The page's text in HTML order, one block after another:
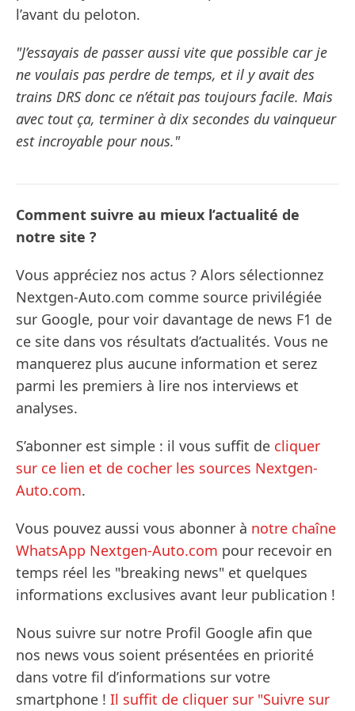
l’avant du peloton.
"J’essayais de passer aussi vite que possible car je
ne voulais pas perdre de temps, et il y avait des
trains DRS donc ce n’était pas toujours facile. Mais
avec tout ça, terminer à dix secondes du vainqueur
est incroyable pour nous."
Comment suivre au mieux l’actualité de
notre site ?
Vous appréciez nos actus ? Alors sélectionnez
Nextgen-Auto.com comme source privilégiée
sur Google, pour voir davantage de news F1 de
ce site dans vos résultats d’actualités. Vous ne
manquerez plus aucune information et serez
parmi les premiers à lire nos interviews et
analyses.
S’abonner est simple : il vous suffit de cliquer
sur ce lien et de cocher les sources Nextgen-
Auto.com.
Vous pouvez aussi vous abonner à notre chaîne
WhatsApp Nextgen-Auto.com pour recevoir en
temps réel les "breaking news" et quelques
informations exclusives avant leur publication !
Nous suivre sur notre Profil Google afin que
nos news vous soient présentées en priorité
dans votre fil d’informations sur votre
smartphone ! Il suffit de cliquer sur "Suivre sur